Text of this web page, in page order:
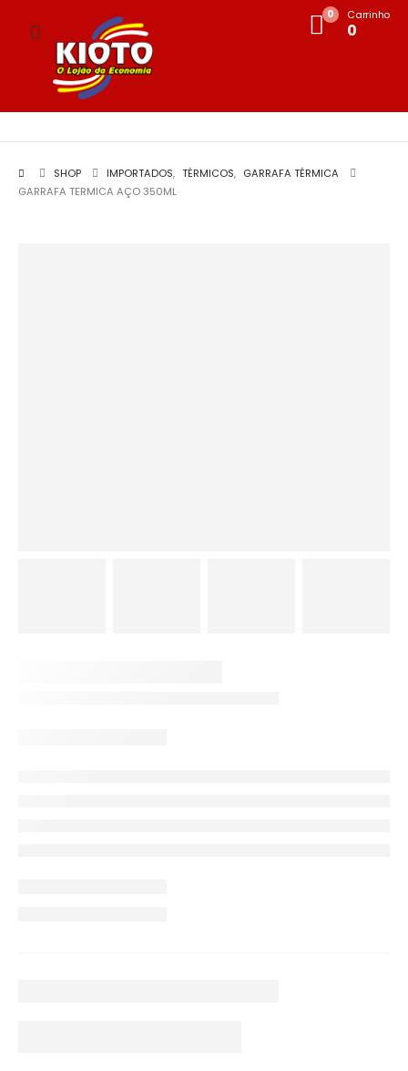
0 Carrinho
0
SHOP IMPORTADOS, TÉRMICOS, GARRAFA TÉRMICA
GARRAFA TERMICA AÇO 350ML